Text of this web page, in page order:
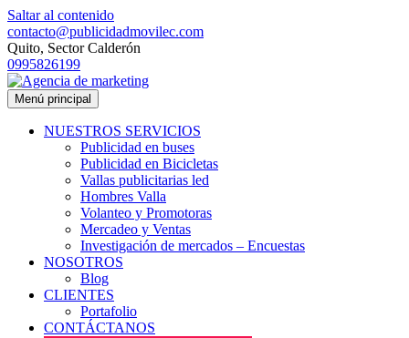
Saltar al contenido
contacto@publicidadmovilec.com
Quito, Sector Calderón
0995826199
Menú principal
NUESTROS SERVICIOS
Publicidad en buses
Publicidad en Bicicletas
Vallas publicitarias led
Hombres Valla
Volanteo y Promotoras
Mercadeo y Ventas
Investigación de mercados – Encuestas
NOSOTROS
Blog
CLIENTES
Portafolio
CONTÁCTANOS